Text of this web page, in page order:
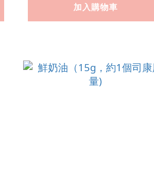
加入購物車